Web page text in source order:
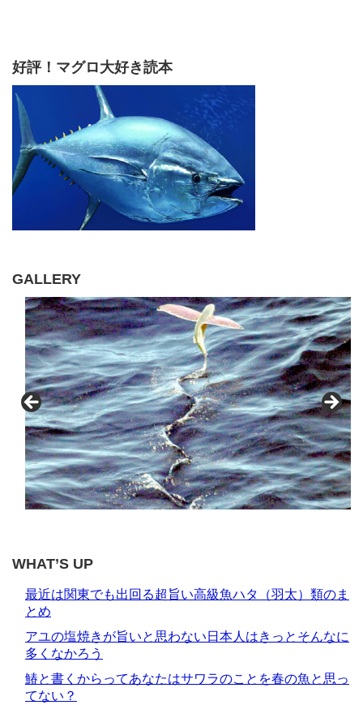
好評！マグロ大好き読本
GALLERY
WHAT’S UP
最近は関東でも出回る超旨い高級魚ハタ（羽太）類のま
とめ
アユの塩焼きが旨いと思わない日本人はきっとそんなに
多くなかろう
鰆と書くからってあなたはサワラのことを春の魚と思っ
てない？